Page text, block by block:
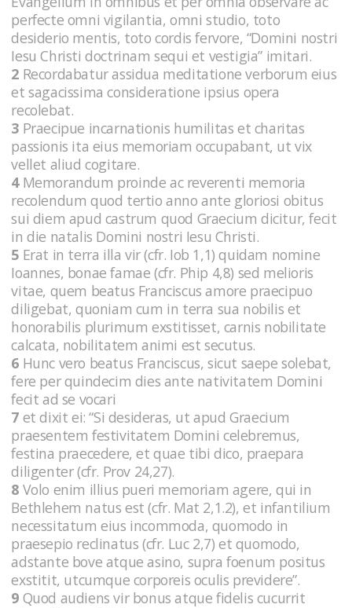
perfecte omni vigilantia, omni studio, toto
desiderio mentis, toto cordis fervore, “Domini nostri
Iesu Christi doctrinam sequi et vestigia” imitari.
2 Recordabatur assidua meditatione verborum eius
et sagacissima consideratione ipsius opera
recolebat.
3 Praecipue incarnationis humilitas et charitas
passionis ita eius memoriam occupabant, ut vix
vellet aliud cogitare.
4Memorandum proinde ac reverenti memoria
recolendum quod tertio anno ante gloriosi obitus
sui diem apud castrum quod Graecium dicitur, fecit
in die natalis Domini nostri Iesu Christi.
5 Erat in terra illa vir (cfr. Iob 1,1) quidam nomine
Ioannes, bonae famae (cfr. Phip 4,8) sed melioris
vitae, quem beatus Franciscus amore praecipuo
diligebat, quoniam cum in terra sua nobilis et
honorabilis plurimum exstitisset, carnis nobilitate
calcata, nobilitatem animi est secutus.
6 Hunc vero beatus Franciscus, sicut saepe solebat,
fere per quindecim dies ante nativitatem Domini
fecit ad se vocari
7 et dixit ei: “Si desideras, ut apud Graecium
praesentem festivitatem Domini celebremus,
festina praecedere, et quae tibi dico, praepara
diligenter (cfr. Prov 24,27).
8 Volo enim illius pueri memoriam agere, qui in
Bethlehem natus est (cfr. Mat 2,1.2), et infantilium
necessitatum eius incommoda, quomodo in
praesepio reclinatus (cfr. Luc 2,7) et quomodo,
adstante bove atque asino, supra foenum positus
exstitit, utcumque corporeis oculis previdere”.
9 Quod audiens vir bonus atque fidelis cucurrit